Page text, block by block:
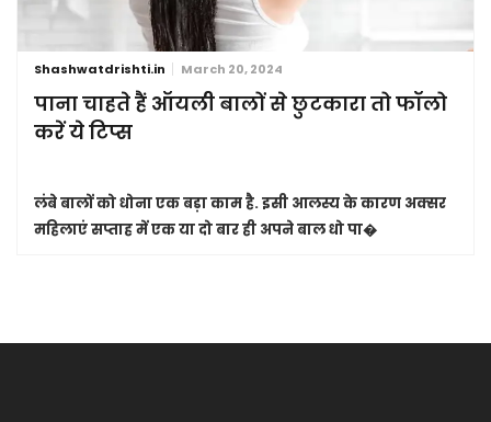
Shashwatdrishti.in March 20, 2024
पाना चाहते हैं ऑयली बालों से छुटकारा तो फॉलो
करें ये टिप्स
लंबे बालों को धोना एक बड़ा काम है. इसी आलस्य के कारण अक्सर
महिलाएं सप्ताह में एक या दो बार ही अपने बाल धो पा�